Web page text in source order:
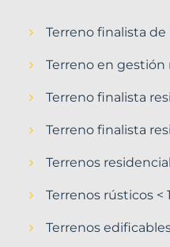
Terreno finalista
Terreno en gestión
Terreno finalista
Terreno finalista
Terrenos
Terrenos rústicos <
Terrenos